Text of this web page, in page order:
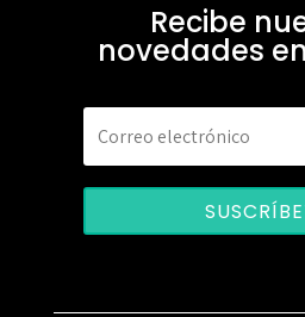
Recibe
novedades